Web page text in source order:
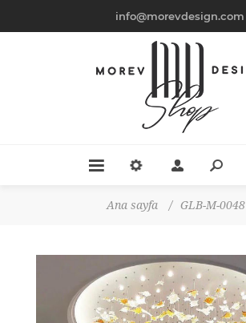
info@morevdesign.com
Ana sayfa / GLB-M-0048